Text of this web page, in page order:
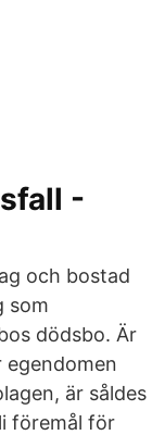
-
och bostad
som
dödsbo. Är
egendomen
är såldes
föremål för